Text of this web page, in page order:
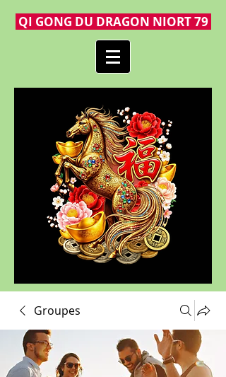
QI GONG DU DRAGON NIORT 79
Groupes